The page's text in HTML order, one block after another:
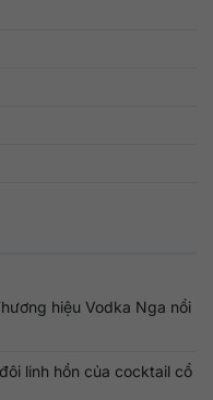
hiệu Vodka Nga nổi
linh hồn của cocktail cổ